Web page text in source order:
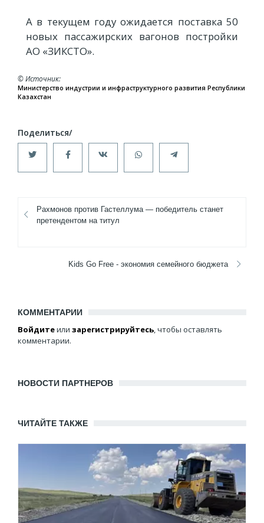
А в текущем году ожидается поставка 50
новых пассажирских вагонов постройки
АО «ЗИКСТО».
© Источник
Министерство индустрии и инфраструктурного развития Республики
Казахстан
Рахмонов против Гастеллума — победитель станет
претендентом на титул
Kids Go Free - экономия семейного бюджета
КОММЕНТАРИИ
Войдитеили зарегистрируйтесь, чтобы оставлять
комментарии.
НОВОСТИ ПАРТНЕРОВ
ЧИТАЙТЕ ТАКЖЕ